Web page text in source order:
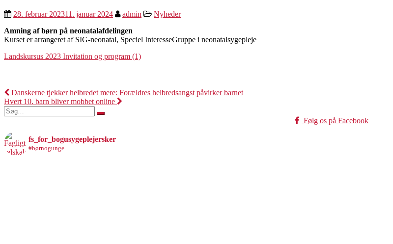
28. februar 202311. januar 2024 admin
Nyheder
Amning af børn på neonatalafdelingen
Kurset er arrangeret af SIG-neonatal, Speciel InteresseGruppe i neonatalsygepleje
Landskursus 2023 Invitation og program (1)
Indlægsnavigation
Danskerne tjekker helbredet mere: Forældres helbredsangst påvirker barnet
Hvert 10. barn bliver mobbet online
Søg
efter:
Følg os på Facebook
fs_for_bogusygeplejersker
#børnogunge